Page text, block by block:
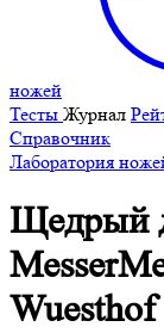
ножей
Тесты Журнал
Справочник
Лаборатория
​Щедрый
Wuesthof